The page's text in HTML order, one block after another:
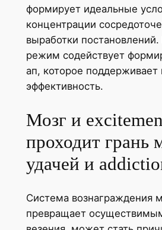
формирует идеальные
концентрации
выработки
режим содействует
ап, которое
эффективность.
Мозг и
проходит грань
удачей и
Система вознаграждения
превращает